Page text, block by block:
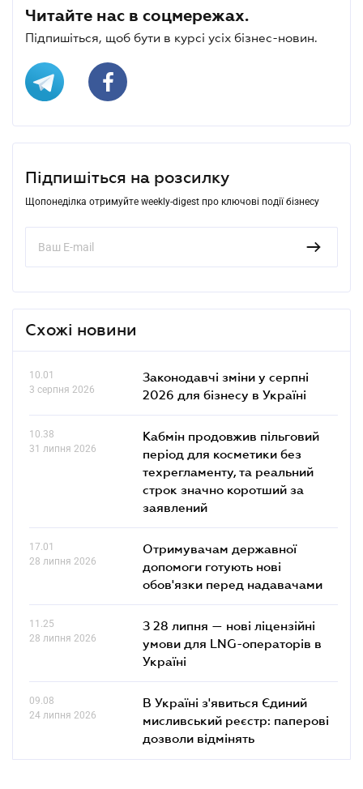
Читайте нас в соцмережах.
Підпишіться, щоб бути в курсі усіх бізнес-новин.
Підпишіться на розсилку
Щопонеділка отримуйте weekly-digest про ключові події бізнесу
Схожі новини
10.01
3 серпня 2026
Законодавчі зміни у серпні
2026 для бізнесу в Україні
10.38
31 липня 2026
Кабмін продовжив пільговий
період для косметики без
техрегламенту, та реальний
строк значно коротший за
заявлений
17.01
28 липня 2026
Отримувачам державної
допомоги готують нові
обов'язки перед надавачами
11.25
28 липня 2026
З 28 липня — нові ліцензійні
умови для LNG-операторів в
Україні
09.08
24 липня 2026
В Україні з'явиться Єдиний
мисливський реєстр: паперові
дозволи відмінять